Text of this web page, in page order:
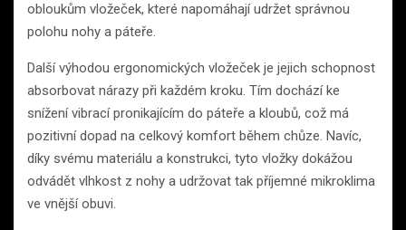
obloukům vložeček, které napomáhají udržet správnou
polohu nohy a páteře.
Další výhodou ergonomických vložeček je jejich schopnost
absorbovat nárazy při každém kroku. Tím dochází ke
snížení vibrací pronikajícím do páteře a kloubů, což má
pozitivní dopad na celkový komfort během chůze. Navíc,
díky svému materiálu a konstrukci, tyto vložky dokážou
odvádět vlhkost z nohy a udržovat tak příjemné mikroklima
ve vnější obuvi.